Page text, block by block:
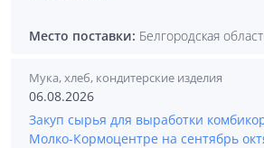
Место поставки: Белгородская
Мука, хлеб, кондитерские изделия
06.08.2026
Закуп сырья для выработки
Молко-Кормоцентре на сентябрь